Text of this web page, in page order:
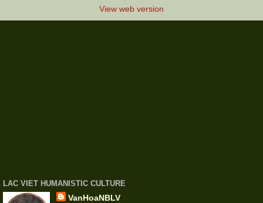
View web version
LAC VIET HUMANISTIC CULTURE
VanHoaNBLV